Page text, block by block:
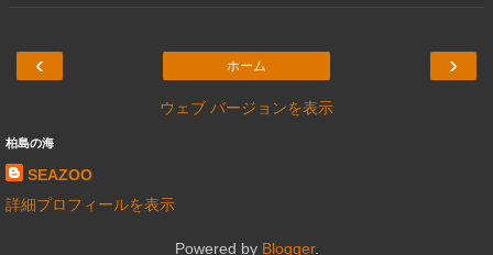
‹ ›
ホーム
ウェブ バージョンを表示
柏島の海
SEAZOO
詳細プロフィールを表示
Powered by Blogger.